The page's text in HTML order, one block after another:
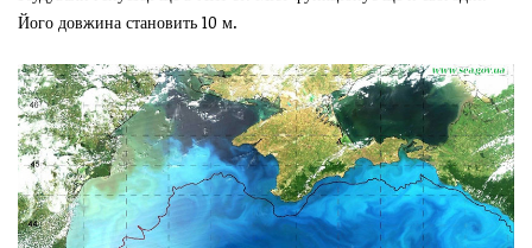
Його довжина становить 10 м.